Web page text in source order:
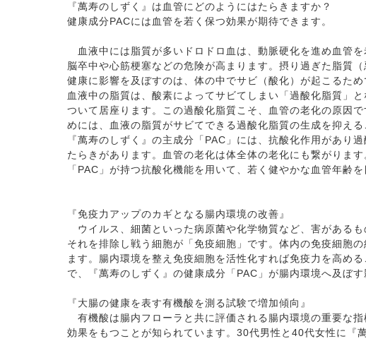
『萬寿のしずく』は血管にどのようにはたらきますか？
健康成分PACには血管を若く保つ効果が期待できます。
血液中には脂質が多いドロドロ血は、動脈硬化を進め血管
脳卒中や心筋梗塞などの危険が高まります。摂り過ぎた脂質
健康に影響を及ぼすのは、体の中でサビ（酸化）が起こるた
血液中の脂質は、酸素によってサビてしまい「過酸化脂質」
ついて居座ります。この過酸化脂質こそ、血管の老化の原因
めには、血液の脂質がサビてできる過酸化脂質の生成を抑え
『萬寿のしずく』の主成分「PAC」には、抗酸化作用があり
たらきがあります。血管の老化は体全体の老化にも繋がります
「PAC」が持つ抗酸化機能を用いて、若く健やかな血管年齢
『免疫力アップのカギとなる腸内環境の改善』
ウイルス、細菌といった病原菌や化学物質など、害がある
それを排除し戦う細胞が「免疫細胞」です。体内の免疫細胞
ます。腸内環境を整え免疫細胞を活性化すれば免疫力を高め
で、『萬寿のしずく』の健康成分「PAC」が腸内環境へ及ぼ
『大腸の健康を表す有機酸を測る試験で増加傾向』
有機酸は腸内フローラと共に評価される腸内環境の重要な
効果をもつことが知られています。30代男性と40代女性に『